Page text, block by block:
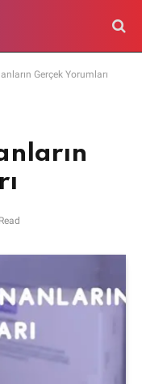
Gerçek Yorumları